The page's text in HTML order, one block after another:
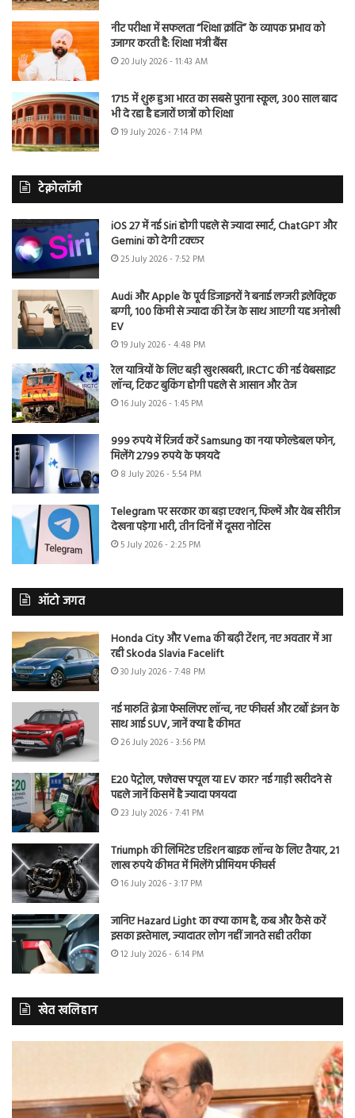
नीट परीक्षा में सफलता “शिक्षा क्रांति” के व्यापक प्रभाव को
उजागर करती है: शिक्षा मंत्री बैंस
20 July 2026 - 11:43 AM
1715 में शुरू हुआ भारत का सबसे पुराना स्कूल, 300 साल बाद
भी दे रहा है हजारों छात्रों को शिक्षा
19 July 2026 - 7:14 PM
टेक्नोलॉजी
iOS 27 में नई Siri होगी पहले से ज्यादा स्मार्ट, ChatGPT और
Gemini को देगी टक्कर
25 July 2026 - 7:52 PM
Audi और Apple के पूर्व डिजाइनरों ने बनाई लग्जरी इलेक्ट्रिक
बग्गी, 100 किमी से ज्यादा की रेंज के साथ आएगी यह अनोखी
EV
19 July 2026 - 4:48 PM
रेल यात्रियों के लिए बड़ी खुशखबरी, IRCTC की नई वेबसाइट
लॉन्च, टिकट बुकिंग होगी पहले से आसान और तेज
16 July 2026 - 1:45 PM
999 रुपये में रिजर्व करें Samsung का नया फोल्डेबल फोन,
मिलेंगे 2799 रुपये के फायदे
8 July 2026 - 5:54 PM
Telegram पर सरकार का बड़ा एक्शन, फिल्में और वेब सीरीज
देखना पड़ेगा भारी, तीन दिनों में दूसरा नोटिस
5 July 2026 - 2:25 PM
ऑटो जगत
Honda City और Verna की बढ़ी टेंशन, नए अवतार में आ
रही Skoda Slavia Facelift
30 July 2026 - 7:48 PM
नई मारुति ब्रेजा फेसलिफ्ट लॉन्च, नए फीचर्स और टर्बो इंजन के
साथ आई SUV, जानें क्या है कीमत
26 July 2026 - 3:56 PM
E20 पेट्रोल, फ्लेक्स फ्यूल या EV कार? नई गाड़ी खरीदने से
पहले जानें किसमें है ज्यादा फायदा
23 July 2026 - 7:41 PM
Triumph की लिमिटेड एडिशन बाइक लॉन्च के लिए तैयार, 21
लाख रुपये कीमत में मिलेंगे प्रीमियम फीचर्स
16 July 2026 - 3:17 PM
जानिए Hazard Light का क्या काम है, कब और कैसे करें
इसका इस्तेमाल, ज्यादातर लोग नहीं जानते सही तरीका
12 July 2026 - 6:14 PM
खेत खलिहान